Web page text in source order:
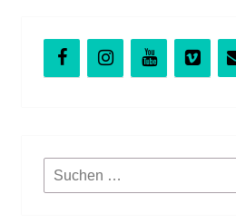
Suchen
nach: